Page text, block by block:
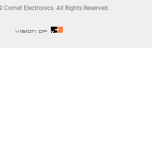
Comet Electronics. All Rights Reserved.